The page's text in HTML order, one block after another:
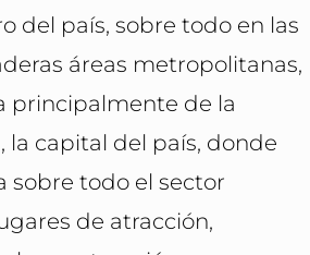
del país, sobre todo en las
áreas metropolitanas,
principalmente de la
la capital del país, donde
sobre todo el sector
de atracción,